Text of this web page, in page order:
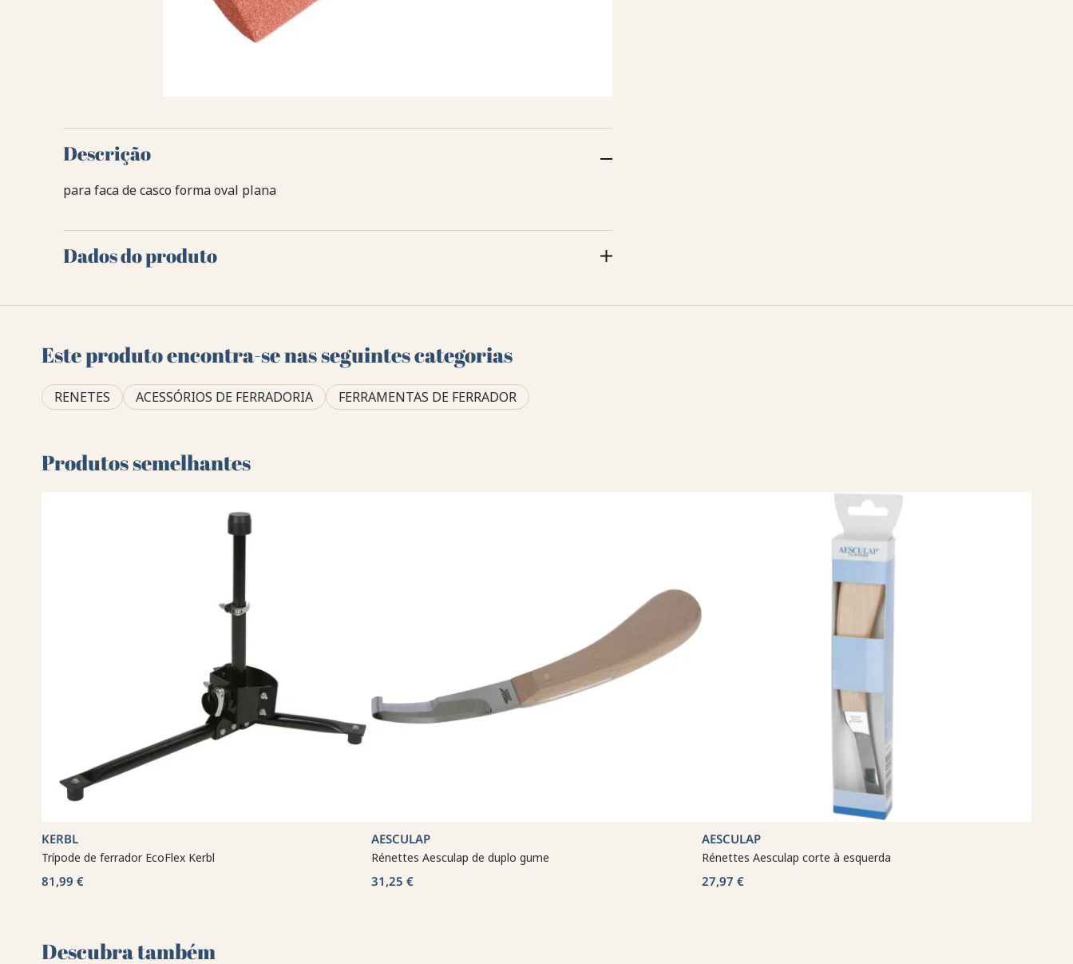
Descrição
para faca de casco forma oval plana
Dados do produto
Este produto encontra-se nas seguintes categorias
RENETES ACESSÓRIOS DE FERRADORIA FERRAMENTAS DE FERRADOR
Produtos semelhantes
KERBL
Trípode de ferrador EcoFlex Kerbl
81,99 €
AESCULAP
Rénettes Aesculap de duplo gume
31,25 €
AESCULAP
Rénettes Aesculap corte à esquerda
27,97 €
Descubra também 🌻